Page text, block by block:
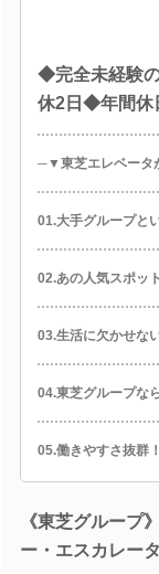
◆完全未経験
休2日◆年間休
─▼東芝エレベータ
01.大手グループと
02.あの人気スポッ
03.生活に欠かせな
04.東芝グループな
05.働きやすさ抜群
《東芝グループ
ー・エスカレー